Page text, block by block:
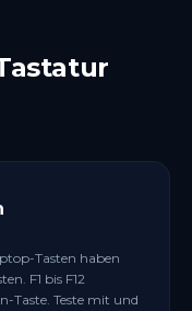
den Geräte-
wenn
nur eine Seite
den
Tasten haben
F1 bis F12
Taste. Teste mit und